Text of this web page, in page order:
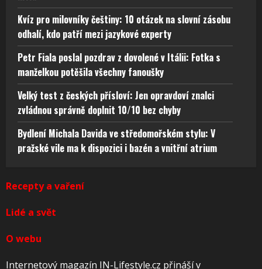
Kvíz pro milovníky češtiny: 10 otázek na slovní zásobu
odhalí, kdo patří mezi jazykové experty
Petr Fiala poslal pozdrav z dovolené v Itálii: Fotka s
manželkou potěšila všechny fanoušky
Velký test z českých přísloví: Jen opravdoví znalci
zvládnou správně doplnit 10/10 bez chyby
Bydlení Michala Davida ve středomořském stylu: V
pražské vile ma k dispozici i bazén a vnitřní atrium
Recepty a vaření
Lidé a svět
O webu
Internetový magazín IN-Lifestyle.cz přináší v